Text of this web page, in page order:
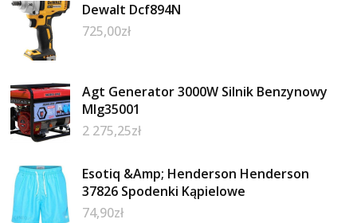
Dewalt Dcf894N
725,00zł
Agt Generator 3000W Silnik Benzynowy
Mlg35001
2 275,25zł
Esotiq &Amp; Henderson Henderson
37826 Spodenki Kąpielowe
74,90zł